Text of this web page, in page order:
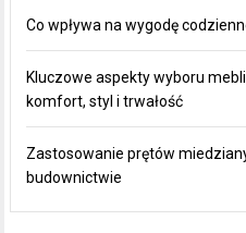
Co wpływa na wygodę
Kluczowe aspekty wyboru
komfort, styl i trwałość
Zastosowanie prętów
budownictwie